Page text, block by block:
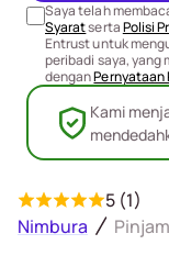
Saya telah
SyaratsertaPolisi
Entrust untuk
peribadi saya, yang
denganPernyataan
Kami
5 (1)
Nimbura